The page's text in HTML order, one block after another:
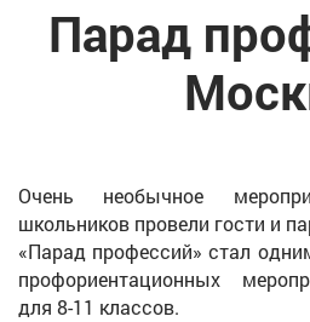
Парад
Очень необычное
школьников провели гости и
«Парад профессий» стал
профориентационных
для 8-11 классов.